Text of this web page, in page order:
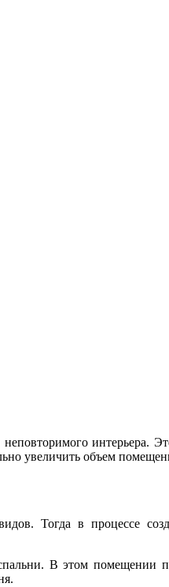
интерьера.
увеличить объем
Тогда в процессе
В этом помещении